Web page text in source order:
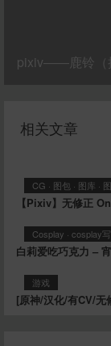
pixiv——鹿铃（
相关文章
CG · 图包 · 图库 ·
【Pixiv】无修正
Cosplay · cosplay
白莉爱吃巧克力 –
游戏
[原神/汉化/有CV/无